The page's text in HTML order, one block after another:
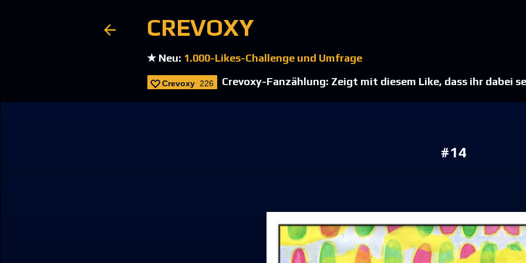
CREVOXY
★ Neu: 1.000-Likes-Challenge und Umfrage
Crevoxy 226 Crevoxy-Fanzählung: Zeigt mit diesem Like, dass ihr dabei
#14